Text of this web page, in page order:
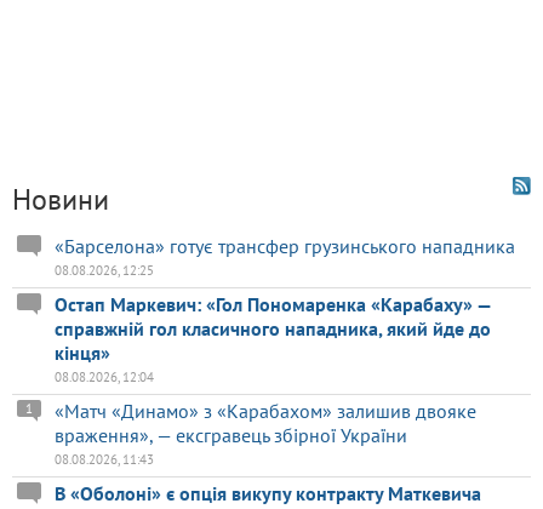
Новини
«Барселона» готує трансфер грузинського нападника
08.08.2026, 12:25
Остап Маркевич: «Гол Пономаренка «Карабаху» —
справжній гол класичного нападника, який йде до
кінця»
08.08.2026, 12:04
«Матч «Динамо» з «Карабахом» залишив двояке
враження», — ексгравець збірної України
1
08.08.2026, 11:43
В «Оболоні» є опція викупу контракту Маткевича